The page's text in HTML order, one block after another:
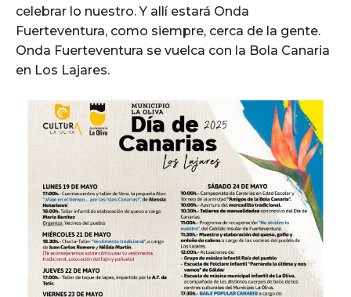
celebrar lo nuestro. Y allí estará Onda
Fuerteventura, como siempre, cerca de la gente.
Onda Fuerteventura se vuelca con la Bola Canaria
en Los Lajares.